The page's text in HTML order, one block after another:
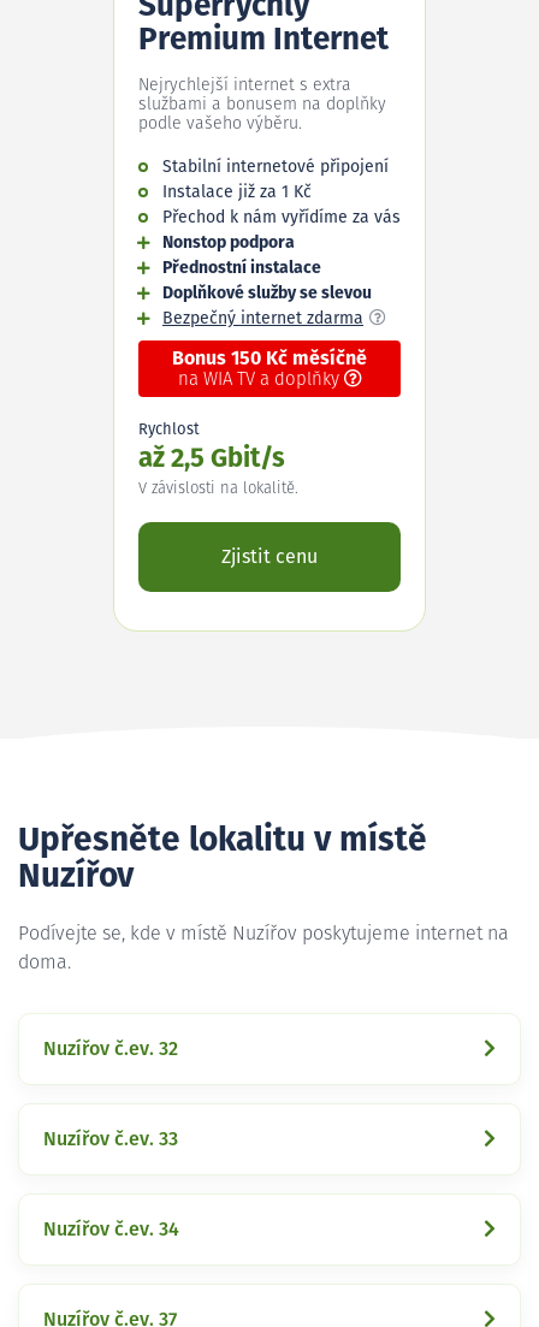
Superrychlý
Premium Internet
Nejrychlejší internet s extra
službami a bonusem na doplňky
podle vašeho výběru.
Stabilní internetové připojení
Instalace již za 1 Kč
Přechod k nám vyřídíme za vás
Nonstop podpora
Přednostní instalace
Doplňkové služby se slevou
Bezpečný internet zdarma
Bonus 150 Kč měsíčně
na WIA TV a doplňky
Rychlost
až 2,5 Gbit/s
V závislosti na lokalitě.
Zjistit cenu
Upřesněte lokalitu v místě
Nuzířov
Podívejte se, kde v místě Nuzířov poskytujeme internet na
doma.
Nuzířov č.ev. 32
Nuzířov č.ev. 33
Nuzířov č.ev. 34
Nuzířov č.ev. 37